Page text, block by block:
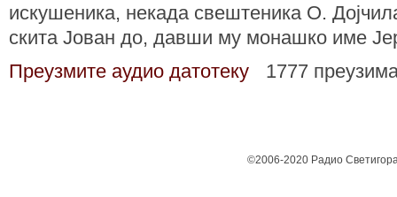
искушеника, некада свештеника О.
скита Јован до, давши му монашко име
Преузмите аудио датотеку
1777
©2006-2020 Радио